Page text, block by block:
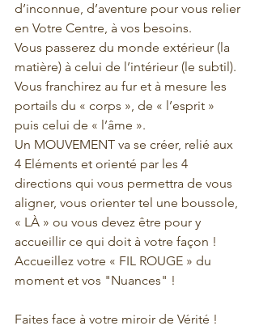
d’inconnue, d’aventure pour vous relier
en Votre Centre, à vos besoins.
Vous passerez du monde extérieur (la
matière) à celui de l’intérieur (le subtil).
Vous franchirez au fur et à mesure les
portails du « corps », de « l’esprit »
puis celui de « l’âme ».
Un MOUVEMENT va se créer, relié aux
4 Eléments et orienté par les 4
directions qui vous permettra de vous
aligner, vous orienter tel une boussole,
« LÀ » ou vous devez être pour y
accueillir ce qui doit à votre façon !
Accueillez votre « FIL ROUGE » du
moment et vos "Nuances" !
Faites face à votre miroir de Vérité !